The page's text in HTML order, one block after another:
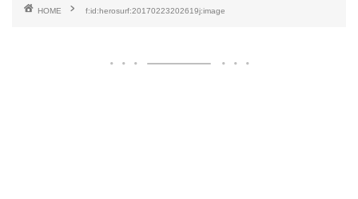
HOME f:id:herosurf:20170223202619j:image